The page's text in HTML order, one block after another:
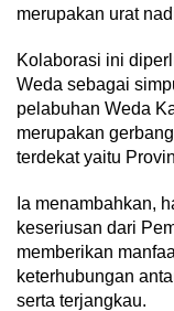
merupakan urat
Kolaborasi ini
Weda sebagai
pelabuhan Weda
merupakan
terdekat yaitu
Ia menambahkan,
keseriusan dari
memberikan
keterhubungan
serta terjangkau.